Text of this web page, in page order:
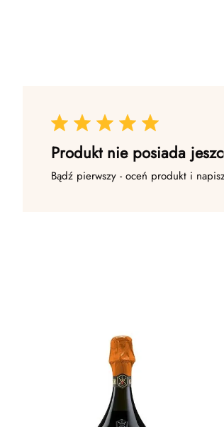
Produkt nie posiada
Bądź pierwszy - oceń produkt i